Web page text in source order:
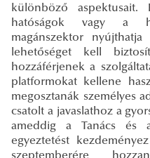
különböző aspektusait.
hatóságok vagy a
magánszektor
lehetőséget kell
hozzáférjenek a
platformokat kellene
megosztanák személyes
csatolt a javaslathoz a
ameddig a Tanács és
egyeztetést
szeptemberére